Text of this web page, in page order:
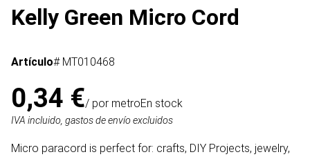
Kelly Green Micro Cord
Artículo# MT010468
0,34 €/ por metroEn stock
IVA incluido, gastos de envío excluidos
Micro paracord is perfect for: crafts, DIY Projects, jewelry,